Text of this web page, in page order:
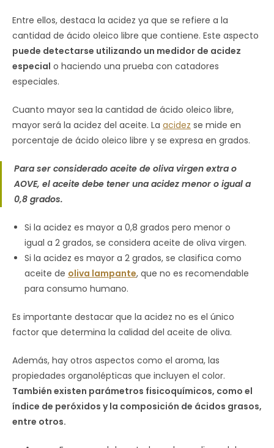
Entre ellos, destaca la acidez ya que se refiere a la
cantidad de ácido oleico libre que contiene. Este aspecto
puede detectarse utilizando un medidor de acidez
especial o haciendo una prueba con catadores
especiales.
Cuanto mayor sea la cantidad de ácido oleico libre,
mayor será la acidez del aceite. La acidez se mide en
porcentaje de ácido oleico libre y se expresa en grados.
Para ser considerado aceite de oliva virgen extra o
AOVE, el aceite debe tener una acidez menor o igual a
0,8 grados.
Si la acidez es mayor a 0,8 grados pero menor o
igual a 2 grados, se considera aceite de oliva virgen.
Si la acidez es mayor a 2 grados, se clasifica como
aceite de oliva lampante, que no es recomendable
para consumo humano.
Es importante destacar que la acidez no es el único
factor que determina la calidad del aceite de oliva.
Además, hay otros aspectos como el aroma, las
propiedades organolépticas que incluyen el color.
También existen parámetros fisicoquímicos, como el
índice de peróxidos y la composición de ácidos grasos,
entre otros.